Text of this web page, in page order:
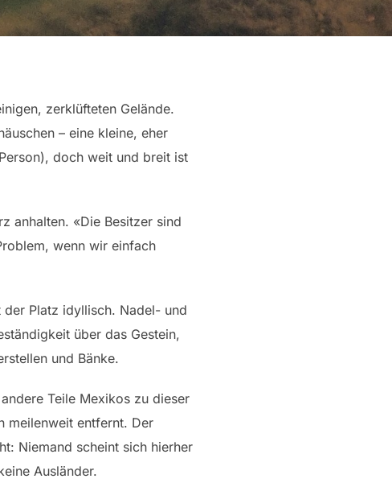
zerklüfteten Gelände.
– eine kleine, eher
doch weit und breit ist
anhalten. «Die Besitzer sind
wenn wir einfach
Platz idyllisch. Nadel- und
über das Gestein,
und Bänke.
Teile Mexikos zu dieser
meilenweit entfernt. Der
Niemand scheint sich hierher
Ausländer.